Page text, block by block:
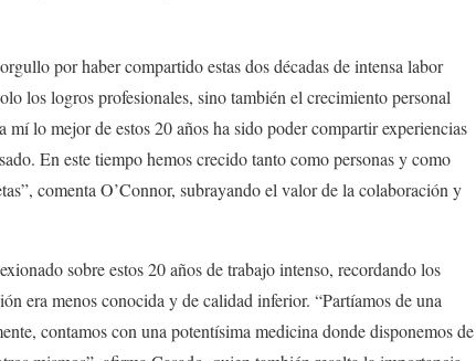
por haber compartido estas dos décadas de intensa labor
los logros profesionales, sino también el crecimiento personal
mí lo mejor de estos 20 años ha sido poder compartir experiencias
En este tiempo hemos crecido tanto como personas y como
comenta O’Connor, subrayando el valor de la colaboración y
sobre estos 20 años de trabajo intenso, recordando los
era menos conocida y de calidad inferior. “Partíamos de una
contamos con una potentísima medicina donde disponemos de